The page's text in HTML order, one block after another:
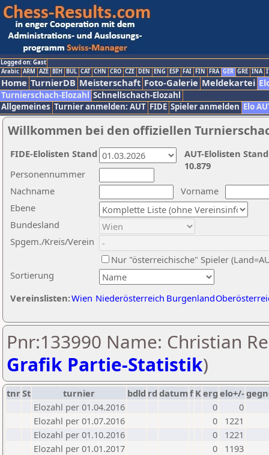
Logged on: Gast
Arabic ARM AZE BIH BUL CAT CHN CRO CZE DEN ENG ESP FAI FIN FRA GER GRE INA
Home TurnierDB Meisterschaft Foto-Galerie Meldekartei
Turnierschach-Elozahl Schnellschach-Elozahl
Allgemeines Turnier anmelden: AUT FIDE Spieler anmelden Elo
Willkommen bei den offiziellen
Nachname
Vorname
Ebene
Sortierung
Personennummer
Bundesland
Spgem./Kreis/Verein
Nur "österreichische" Spieler
Vereinslisten:Wien Niederösterreich Burgenland
AUT-Elolisten
10.879
FIDE-Elolisten Stand
Pnr:133990 Name: Christian
Grafik Partie-Statistik)
tnrSt turnier bdld rd datumf Kerg elo+/-
Elozahl per 01.04.2016
0
0
Elozahl per 01.07.2016
0
1221
Elozahl per 01.10.2016
0
1221
Elozahl per 01.01.2017
0
1193